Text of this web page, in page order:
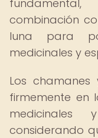
combinación
luna para
medicinales y
Los
firmemente en
medicinales
considerando